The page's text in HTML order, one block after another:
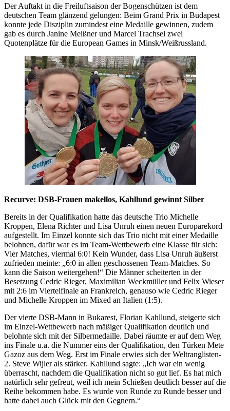
Der Auftakt in die Freiluftsaison der Bogenschützen ist dem
deutschen Team glänzend gelungen: Beim Grand Prix in Budapest
konnte jede Disziplin zumindest eine Medaille gewinnen, zudem
gab es durch Janine Meißner und Marcel Trachsel zwei
Quotenplätze für die European Games in Minsk/Weißrussland.
Recurve: DSB-Frauen makellos, Kahllund gewinnt Silber
Bereits in der Qualifikation hatte das deutsche Trio Michelle
Kroppen, Elena Richter und Lisa Unruh einen neuen Europarekord
aufgestellt. Im Einzel konnte sich das Trio nicht mit einer Medaille
belohnen, dafür war es im Team-Wettbewerb eine Klasse für sich:
Vier Matches, viermal 6:0! Kein Wunder, dass Lisa Unruh äußerst
zufrieden meinte: „6:0 in allen geschossenen Team-Matches. So
kann die Saison weitergehen!“ Die Männer scheiterten in der
Besetzung Cedric Rieger, Maximilian Weckmüller und Felix Wieser
mit 2:6 im Viertelfinale an Frankreich, genauso wie Cedric Rieger
und Michelle Kroppen im Mixed an Italien (1:5).
Der vierte DSB-Mann in Bukarest, Florian Kahllund, steigerte sich
im Einzel-Wettbewerb nach mäßiger Qualifikation deutlich und
belohnte sich mit der Silbermedaille. Dabei räumte er auf dem Weg
ins Finale u.a. die Nummer eins der Qualifikation, den Türken Mete
Gazoz aus dem Weg. Erst im Finale erwies sich der Weltranglisten-
2. Steve Wijler als stärker. Kahllund sagte: „Ich war ein wenig
überrascht, nachdem die Qualifikation nicht so gut lief. Es hat mich
natürlich sehr gefreut, weil ich mein Schießen deutlich besser auf die
Reihe bekommen habe. Es wurde von Runde zu Runde besser und
hatte dabei auch Glück mit den Gegnern.“